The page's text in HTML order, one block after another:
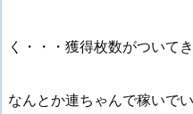
く・・・獲得枚数がついてき
なんとか連ちゃんで稼いでい